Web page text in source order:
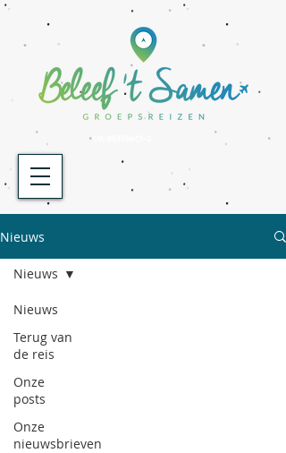
Nieuws
Nieuws
Terug van
de reis
Onze
posts
Onze
nieuwsbrieven
Nieuws